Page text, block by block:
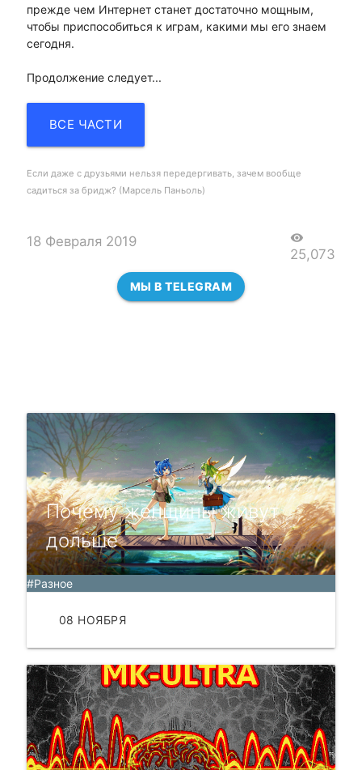
прежде чем Интернет станет достаточно мощным,
чтобы приспособиться к играм, какими мы его знаем
сегодня.
Продолжение следует...
ВСЕ ЧАСТИ
Если даже с друзьями нельзя передергивать, зачем вообще
садиться за бридж? (Марсель Паньоль)
18 Февраля 2019 visibility
25,073
МЫ В TELEGRAM
Почему женщины живут
дольше
#Разное
08 НОЯБРЯ